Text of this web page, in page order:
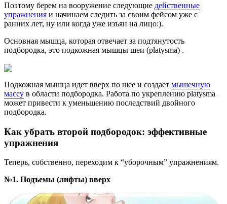
Поэтому берем на вооружение следующие действенные
упражнения и начинаем следить за своим фейсом уже с
ранних лет, ну или когда уже изъян на лицо:).
Основная мышца, которая отвечает за подтянутость
подбородка, это подкожная мышцы шеи (platysma) .
Подкожная мышца идет вверх по шее и создает мышечную
массу в области подбородка. Работа по укреплению platysma
может привести к уменьшению последствий двойного
подбородка.
Как убрать второй подбородок: эффективные
упражнения
Теперь, собственно, переходим к “уборочным” упражнениям.
№1. Подъемы (лифты) вверх